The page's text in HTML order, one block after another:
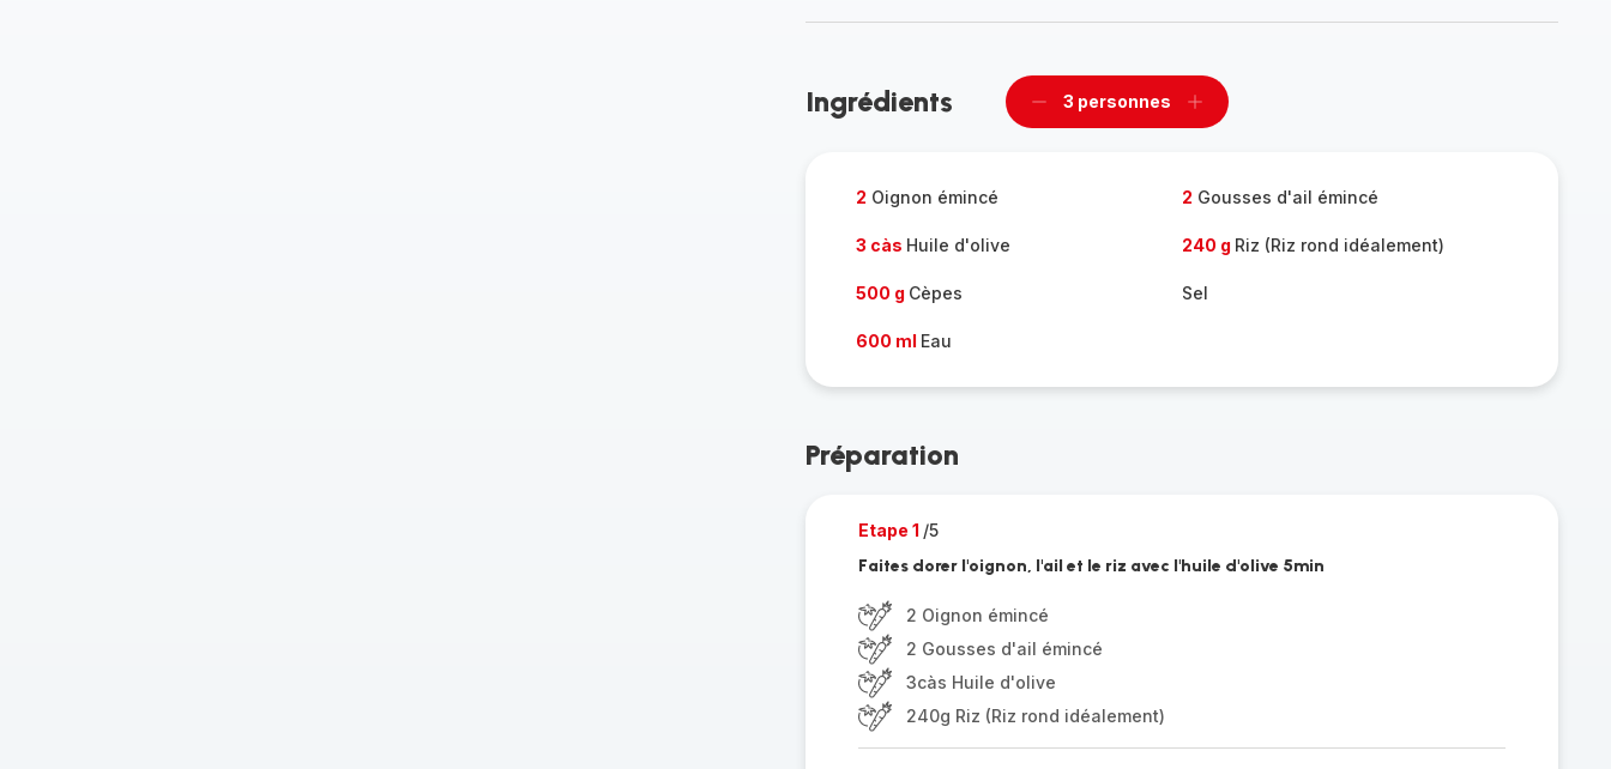
Ingrédients
Supprimer
3 personnes
Ajouter
2 Oignon émincé 2 Gousses d'ail émincé
3 càs Huile d'olive 240 g Riz (Riz rond idéalement)
500 g Cèpes Sel
600 ml Eau
Préparation
Etape 1 /5
Faites dorer l'oignon, l'ail et le riz avec l'huile d'olive 5min
2 Oignon émincé
2 Gousses d'ail émincé
3càs Huile d'olive
240g Riz (Riz rond idéalement)